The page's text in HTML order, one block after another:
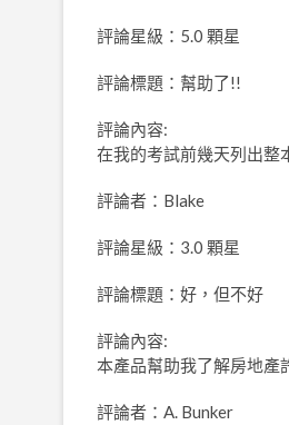
評論星級：5.0 顆星
評論標題：幫助了!!
評論內容:
在我的考試前幾天列出整
評論者：Blake
評論星級：3.0 顆星
評論標題：好，但不好
評論內容:
本產品幫助我了解房地產
評論者：A. Bunker